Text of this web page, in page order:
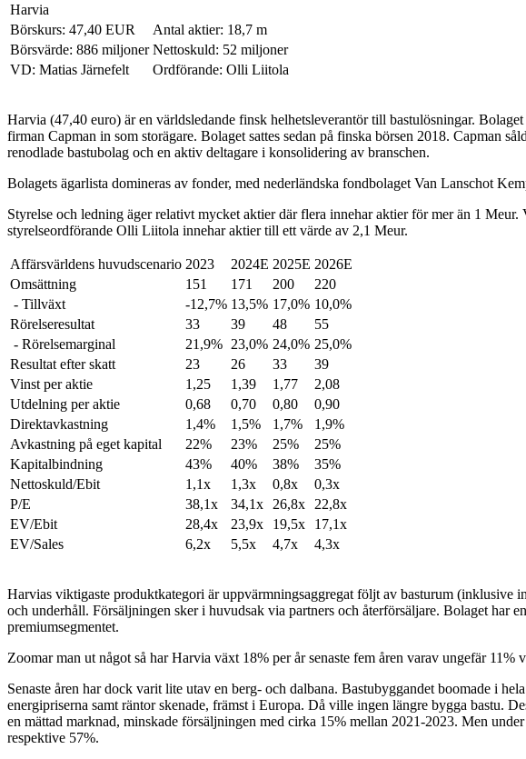
Harvia
Börskurs: 47,40 EUR
Antal aktier: 18,7 m
Börsvärde: 886 miljoner Nettoskuld: 52 miljoner
VD: Matias Järnefelt
Ordförande: Olli Liitola
Harvia (47,40 euro) är en världsledande finsk helhetsleverantör till bastulösningar.
firman Capman in som storägare. Bolaget sattes sedan på finska börsen 2018. Capman
renodlade bastubolag och en aktiv deltagare i konsolidering av branschen.
Bolagets ägarlista domineras av fonder, med nederländska fondbolaget Van Lanschot
Styrelse och ledning äger relativt mycket aktier där flera innehar aktier för mer än 1
styrelseordförande Olli Liitola innehar aktier till ett värde av 2,1 Meur.
Affärsvärldens huvudscenario 2023 2024E 2025E 2026E
Omsättning
151 171 200
220
- Tillväxt
-12,7% 13,5% 17,0% 10,0%
Rörelseresultat
33 39 48
55
- Rörelsemarginal
21,9% 23,0% 24,0% 25,0%
Resultat efter skatt
23 26 33
39
Vinst per aktie
1,25 1,39 1,77
2,08
Utdelning per aktie
0,68 0,70 0,80
0,90
Direktavkastning
1,4% 1,5% 1,7%
1,9%
Avkastning på eget kapital
22% 23% 25%
25%
Kapitalbindning
43% 40% 38%
35%
Nettoskuld/Ebit
1,1x 1,3x 0,8x
0,3x
P/E
38,1x 34,1x 26,8x 22,8x
EV/Ebit
28,4x 23,9x 19,5x
17,1x
EV/Sales
6,2x 5,5x 4,7x 4,3x
Harvias viktigaste produktkategori är uppvärmningsaggregat följt av basturum
och underhåll. Försäljningen sker i huvudsak via partners och återförsäljare. Bolaget
premiumsegmentet.
Zoomar man ut något så har Harvia växt 18% per år senaste fem åren varav ungefär 11%
Senaste åren har dock varit lite utav en berg- och dalbana. Bastubyggandet boomade i
energipriserna samt räntor skenade, främst i Europa. Då ville ingen längre bygga bastu.
en mättad marknad, minskade försäljningen med cirka 15% mellan 2021-2023. Men
respektive 57%.